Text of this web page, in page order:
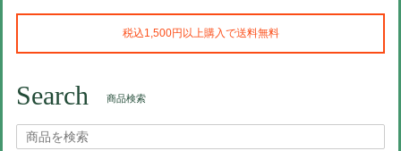
税込1,500円以上購入で送料無料
Search 商品検索